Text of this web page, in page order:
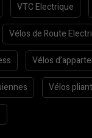
VTC Electrique
Vélos de Route
Vélos
Vélos